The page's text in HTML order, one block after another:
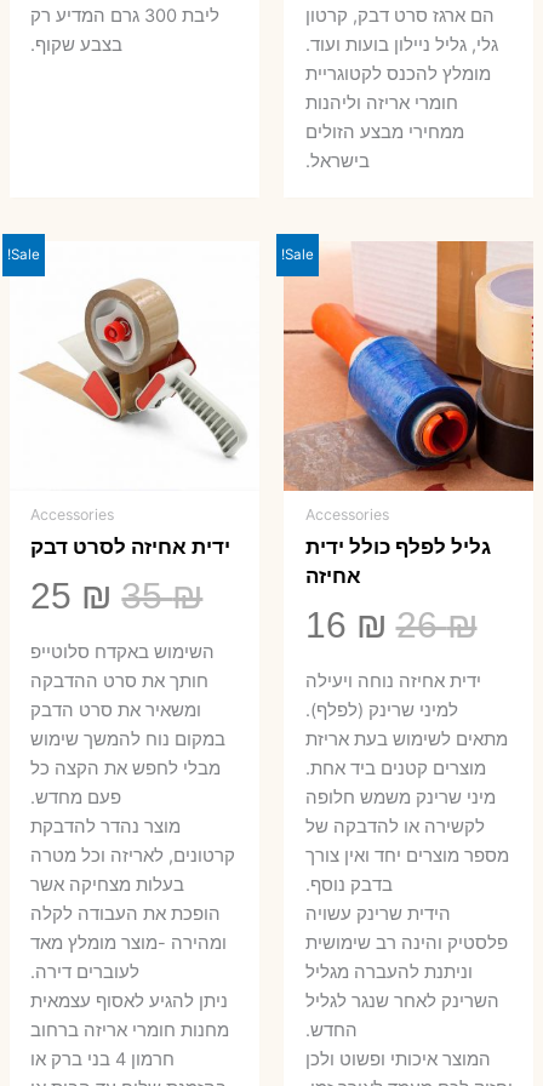
הם ארגז סרט דבק, קרטון
גלי, גליל ניילון בועות ועוד.
מומלץ להכנס לקטוגריית
חומרי אריזה וליהנות
ממחירי מבצע הזולים
בישראל.
ליבת 300 גרם המדיע רק
בצבע שקוף.
Sale!
Accessories
גליל לפלף כולל ידית
אחיזה
26₪
המחיר
המקורי
היה:
26 ₪.
16 ₪
הנוכחי
ידית אחיזה נוחה ויעילה
למיני שרינק (לפלף).
מתאים לשימוש בעת אריזת
מוצרים קטנים ביד אחת.
​מיני שרינק משמש חלופה
לקשירה או להדבקה של
מספר מוצרים יחד ואין צורך
בדבק נוסף.
הידית שרינק עשויה
פלסטיק והינה רב שימושית
וניתנת להעברה מגליל
השרינק לאחר שנגר לגליל
החדש.
המוצר איכותי ופשוט ולכן
Sale!
Accessories
ידית אחיזה לסרט דבק
35₪
המחיר
המקורי
היה:
35 ₪.
25 ₪
₪.
השימוש באקדח סלוטייפ
חותך את סרט ההדבקה
ומשאיר את סרט הדבק
במקום נוח להמשך שימוש
מבלי לחפש את הקצה כל
פעם מחדש.
מוצר נהדר להדבקת
קרטונים, לאריזה וכל מטרה
בעלות מצחיקה אשר
הופכת את העבודה לקלה
ומהירה -מוצר מומלץ מאד
לעוברים דירה.
ניתן להגיע לאסוף עצמאית
מחנות חומרי אריזה ברחוב
חרמון 4 בני ברק או